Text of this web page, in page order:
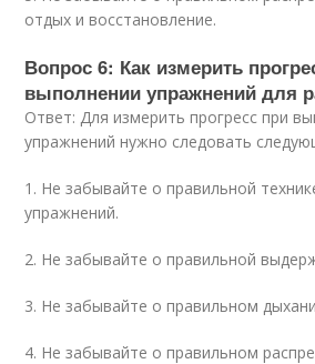
отдых и восстановление.
Вопрос 6: Как измерить
выполнении упражнений для
Ответ: Для измерить прогресс при
упражнений нужно следовать
1. Не забывайте о правильной
упражнений.
2. Не забывайте о правильной
3. Не забывайте о правильном
4. Не забывайте о правильном